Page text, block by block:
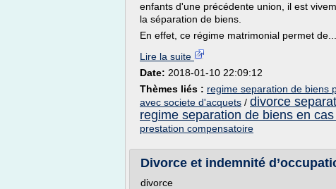
enfants d'une précédente union, il est
la séparation de biens.
En effet, ce régime matrimonial permet de...
Lire la suite
Date: 2018-01-10 22:09:12
Thèmes liés : regime separation de biens
avec societe d'acquets / divorce
regime separation de biens en
prestation compensatoire
Divorce et indemnité
divorce